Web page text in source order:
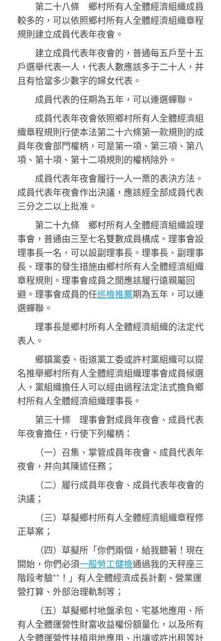
第二十八條 鄉村所有人全體經濟組織成員
較多的，可以依照鄉村所有人全體經濟組織章程
規則建立成員代表年夜會。
建立成員代表年夜會的，普通每五戶至十五
戶選舉代表一人，代表人數應該多于二十人，并
且有恰當多少數字的婦女代表。
成員代表的任期為五年，可以連選蟬聯。
成員代表年夜會依照鄉村所有人全體經濟組
織章程規則行使本法第二十六條第一款規則的成
員年夜會部門權柄，可是第一項、第三項、第八
項、第十項、第十二項規則的權柄除外。
成員代表年夜會履行一人一票的表決方法。
成員代表年夜會作出決議，應該經全部成員代表
三分之二以上批准。
第二十九條 鄉村所有人全體經濟組織設理
事會，普通由三至七名雙數成員構成。理事會設
理事長一名，可以設副理事長。理事長、副理事
長、理事的發生措施由鄉村所有人全體經濟組織
章程規則。理事會成員之間應該履行遠親屬回
避。理事會成員的任巡檢推薦期為五年，可以連
選蟬聯。
理事長是鄉村所有人全體經濟組織的法定代
表人。
鄉鎮黨委、街道黨工委或許村黨組織可以提
名推舉鄉村所有人全體經濟組織理事會成員候選
人，黨組織擔任人可以經由過程法定法式擔負鄉
村所有人全體經濟組織理事長。
第三十條 理事會對成員年夜會、成員代表
年夜會擔任，行使下列權柄：
（一）召集、掌管成員年夜會、成員代表年
夜會，并向其陳述任務；
（二）履行成員年夜會、成員代表年夜會的
決議；
（三）草擬鄉村所有人全體經濟組織章程修
正草案；
（四）草擬所「你們兩個，給我聽著！現在
開始，你們必須一般勞工健檢通過我的天秤座三
階段考驗**！」有人全體經濟成長計劃、營業運
營打算、外部治理軌制等；
（五）草擬鄉村地盤承包、宅基地應用、所
有人全體運營性財富收益權份額量化，以及所有
人全體運營性扶植用地應用、出讓或許出租等計